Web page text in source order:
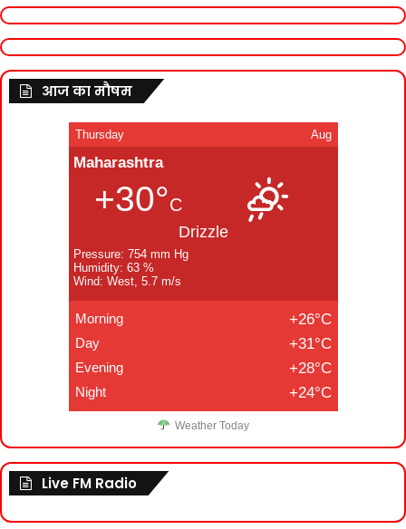
आज का मौषम
Thursday Aug
Maharashtra
+30°C
Drizzle
Pressure: 754 mm Hg
Humidity: 63 %
Wind: West, 5.7 m/s
Morning +26°C
Day +31°C
Evening +28°C
Night +24°C
Weather Today
Live FM Radio